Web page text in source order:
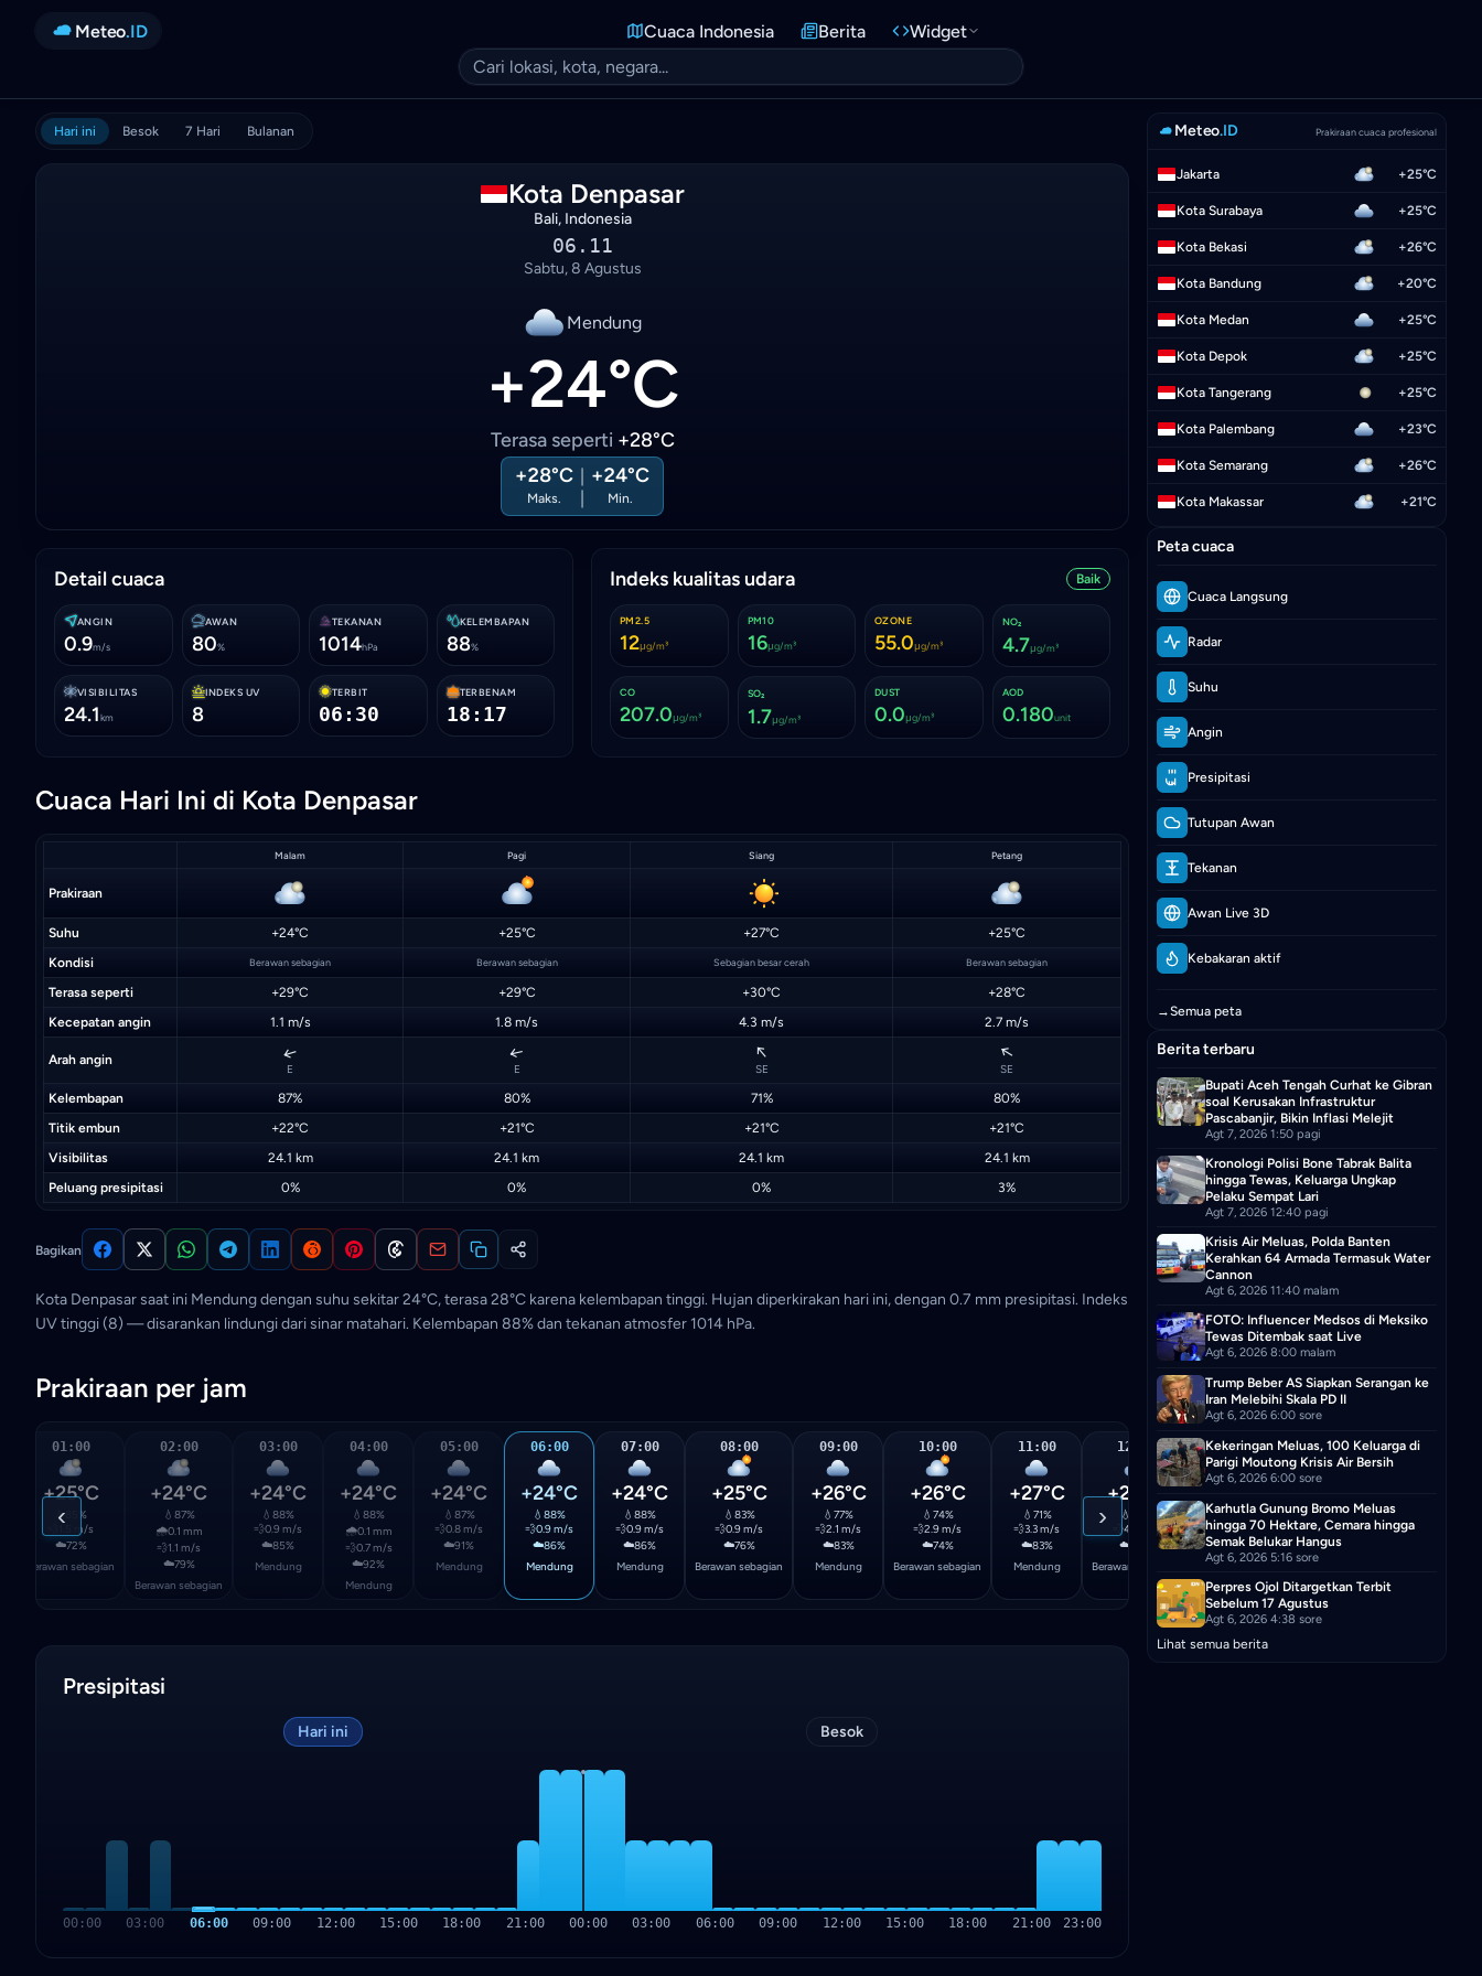
Meteo.ID Cuaca Indonesia Berita Widget
Hari ini Besok 7 Hari Bulanan
Kota Denpasar
Bali, Indonesia
06.11
Sabtu, 8 Agustus
Mendung
+24°C
Terasa seperti +28°C
+28°C | +24°C
Maks. | Min.
Detail cuaca
ANGIN
0.9m/s
AWAN
80%
TEKANAN
1014hPa
KELEMBAPAN
88%
VISIBILITAS
24.1km
INDEKS UV
8
TERBIT
06:30
TERBENAM
18:17
Indeks kualitas udara Baik
PM2.5
12μg/m³
PM10
16μg/m³
OZONE
55.0μg/m³
NO₂
4.7μg/m³
CO
207.0μg/m³
SO₂
1.7μg/m³
DUST
0.0μg/m³
AOD
0.180unit
Cuaca Hari Ini di Kota Denpasar
Malam Pagi Siang Petang
Prakiraan
Suhu +24°C +25°C +27°C
+25°C
Kondisi
Berawan sebagian Berawan sebagian Sebagian besar cerah Berawan sebagian
Terasa seperti +29°C +29°C +30°C
+28°C
Kecepatan angin
1.1 m/s 1.8 m/s 4.3 m/s 2.7 m/s
Arah angin ↑
E
↑
E
↑
SE
↑
SE
Kelembapan 87% 80% 71%
80%
Titik embun
+22°C +21°C +21°C
+21°C
Visibilitas
24.1 km 24.1 km 24.1 km
24.1 km
Peluang presipitasi
0% 0% 0% 3%
Bagikan
Kota Denpasar saat ini Mendung dengan suhu sekitar 24°C, terasa 28°C karena kelembapan tinggi. Hujan diperkirakan hari ini, dengan 0.7 mm presipitasi. Indeks
UV tinggi (8) — disarankan lindungi dari sinar matahari. Kelembapan 88% dan tekanan atmosfer 1014 hPa.
Prakiraan per jam
‹ ›
01:00
+25°C
💧 85%
1.5 m/s
☁️72%
Berawan sebagian
02:00
+24°C
💧 87%
🌧️0.1 mm
💨1.1 m/s
☁️79%
Berawan sebagian
03:00
+24°C
💧 88%
💨0.9 m/s
☁️85%
Mendung
04:00
+24°C
💧 88%
🌧️0.1 mm
💨0.7 m/s
☁️92%
Mendung
05:00
+24°C
💧 87%
💨0.8 m/s
☁️91%
Mendung
06:00
+24°C
💧 88%
💨0.9 m/s
☁️86%
Mendung
07:00
+24°C
💧 88%
💨0.9 m/s
☁️86%
Mendung
08:00
+25°C
💧 83%
💨0.9 m/s
☁️76%
Berawan sebagian
09:00
+26°C
💧 77%
💨2.1 m/s
☁️83%
Mendung
10:00
+26°C
💧 74%
💨2.9 m/s
☁️74%
Berawan sebagian
11:00
+27°C
💧 71%
💨3.3 m/s
☁️83%
Mendung
12:00
+28°C
💧
💨4.1 m/s
☁️
Berawan sebagian
13:00
+27°C
💧71%
💨4.6 m/s
☁️52%
Berawan sebagian
14:00
💧71%
💨4.7 m/s
Sebagian besar cerah
Presipitasi
Hari ini Besok
00:00 03:00 06:00 09:00 12:00 15:00 18:00 21:00 00:00 03:00 06:00 09:00 12:00 15:00 18:00 21:00 23:00
Meteo.ID Prakiraan cuaca profesional
Jakarta +25°C
Kota Surabaya +25°C
Kota Bekasi +26°C
Kota Bandung +20°C
Kota Medan +25°C
Kota Depok +25°C
Kota Tangerang +25°C
Kota Palembang +23°C
Kota Semarang +26°C
Kota Makassar +21°C
Peta cuaca
Cuaca Langsung
Radar
Suhu
Angin
Presipitasi
Tutupan Awan
Tekanan
Awan Live 3D
Kebakaran aktif
→Semua peta
Berita terbaru
Bupati Aceh Tengah Curhat ke Gibran
soal Kerusakan Infrastruktur
Pascabanjir, Bikin Inflasi Melejit
Agt 7, 2026 1:50 pagi
Kronologi Polisi Bone Tabrak Balita
hingga Tewas, Keluarga Ungkap
Pelaku Sempat Lari
Agt 7, 2026 12:40 pagi
Krisis Air Meluas, Polda Banten
Kerahkan 64 Armada Termasuk Water
Cannon
Agt 6, 2026 11:40 malam
FOTO: Influencer Medsos di Meksiko
Tewas Ditembak saat Live
Agt 6, 2026 8:00 malam
Trump Beber AS Siapkan Serangan ke
Iran Melebihi Skala PD II
Agt 6, 2026 6:00 sore
Kekeringan Meluas, 100 Keluarga di
Parigi Moutong Krisis Air Bersih
Agt 6, 2026 6:00 sore
Karhutla Gunung Bromo Meluas
hingga 70 Hektare, Cemara hingga
Semak Belukar Hangus
Agt 6, 2026 5:16 sore
Perpres Ojol Ditargetkan Terbit
Sebelum 17 Agustus
Agt 6, 2026 4:38 sore
Lihat semua berita